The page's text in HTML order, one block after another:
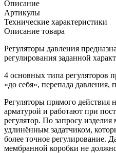
Описание
Артикулы
Технические характеристики
Описание товара
Регуляторы давления
регулирования заданной
4 основных типа регуляторов
«до себя», перепада давления,
Регуляторы прямого действия
арматурой и работают при
регулятор. По запросу
удлинённым задатчиком,
более точное регулирование.
мембранной коробки не